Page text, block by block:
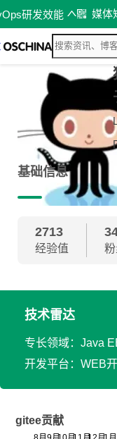
研发效能 媒体
基础信息
2713
经验值
技术雷达
专长领域：Java
开发平台：WEB
gitee贡献